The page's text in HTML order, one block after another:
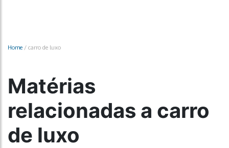
Home / carro de luxo
Matérias
relacionadas a carro
de luxo